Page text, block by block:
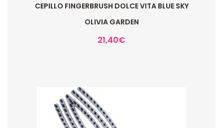
CEPILLO FINGERBRUSH DOLCE VITA BLUE SKY
OLIVIA GARDEN
21,40€